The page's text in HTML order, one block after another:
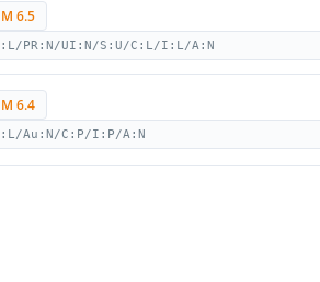
6.5
PR:N/UI:N/S:U/C:L/I:L/A:N
6.4
Au:N/C:P/I:P/A:N